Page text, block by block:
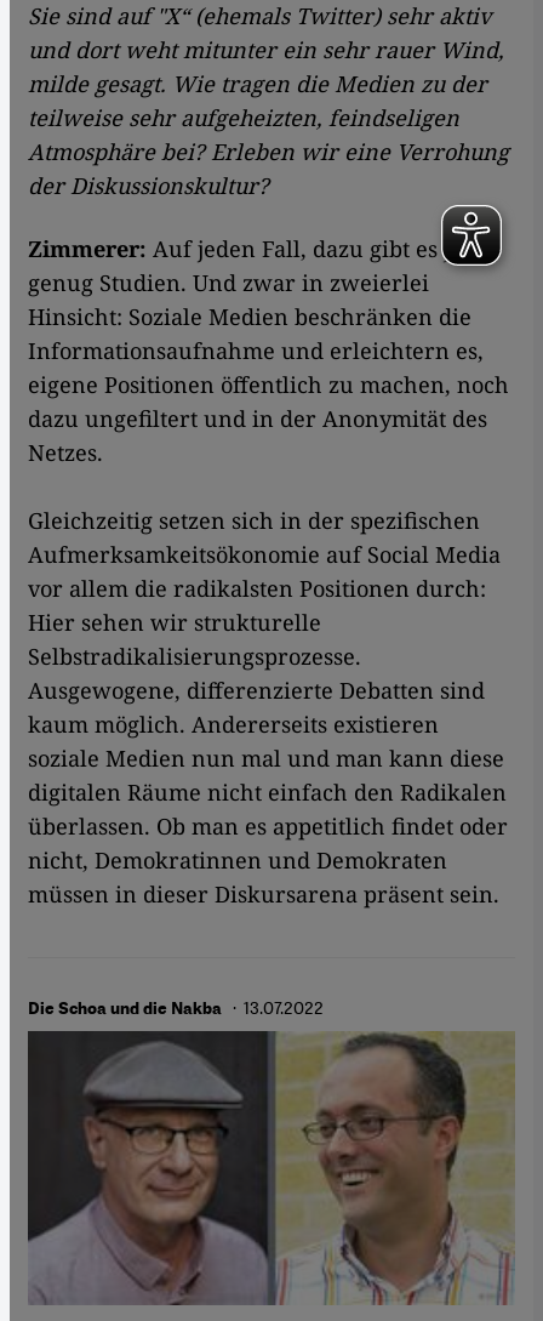
Sie sind auf "X“ (ehemals Twitter) sehr aktiv
und dort weht mitunter ein sehr rauer Wind,
milde gesagt. Wie tragen die Medien zu der
teilweise sehr aufgeheizten, feindseligen
Atmosphäre bei? Erleben wir eine Verrohung
der Diskussionskultur?
Zimmerer: Auf jeden Fall, dazu gibt es ja
genug Studien. Und zwar in zweierlei
Hinsicht: Soziale Medien beschränken die
Informationsaufnahme und erleichtern es,
eigene Positionen öffentlich zu machen, noch
dazu ungefiltert und in der Anonymität des
Netzes.
Gleichzeitig setzen sich in der spezifischen
Aufmerksamkeitsökonomie auf Social Media
vor allem die radikalsten Positionen durch:
Hier sehen wir strukturelle
Selbstradikalisierungsprozesse.
Ausgewogene, differenzierte Debatten sind
kaum möglich. Andererseits existieren
soziale Medien nun mal und man kann diese
digitalen Räume nicht einfach den Radikalen
überlassen. Ob man es appetitlich findet oder
nicht, Demokratinnen und Demokraten
müssen in dieser Diskursarena präsent sein.
Die Schoa und die Nakba · 13.07.2022